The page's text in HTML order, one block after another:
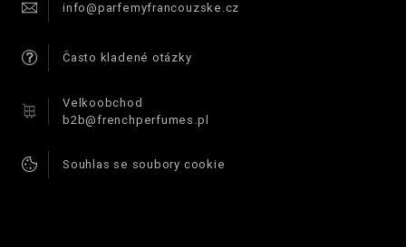
info@parfemyfrancouzske.cz
Často kladené otázky
Velkoobchod
b2b@frenchperfumes.pl
Souhlas se soubory cookie